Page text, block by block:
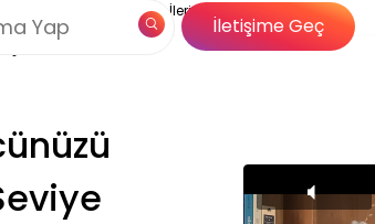
Özel İçerik
Çözümleri
İletişime Geç
Ortaya Çıkarın: İleri Seviye